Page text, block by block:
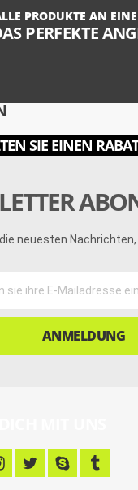
PRODUKTE AN
PERFEKTE
SIE EINEN
neuesten
ANMELDUNG
t
w
s
k
t
u